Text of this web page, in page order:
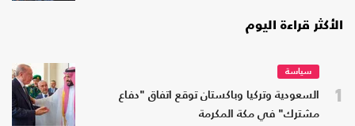
الأكثر قراءة اليوم
1
سياسة
السعودية وتركيا وباكستان توقع اتفاق "دفاع
مشترك" في مكة المكرمة